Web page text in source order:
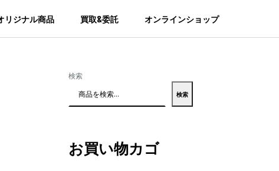
リジナル商品 買取&委託 オンラインショップ
検索
検索
お買い物カゴ